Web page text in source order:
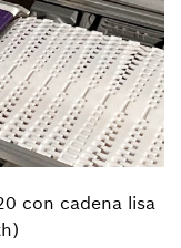
con cadena lisa